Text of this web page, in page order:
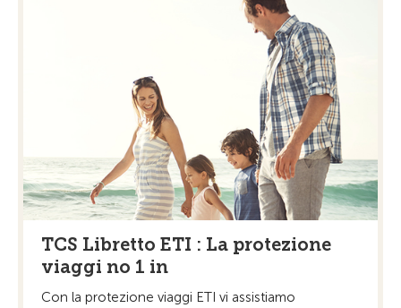
TCS Libretto ETI : La protezione
viaggi no 1 in
Con la protezione viaggi ETI vi assistiamo